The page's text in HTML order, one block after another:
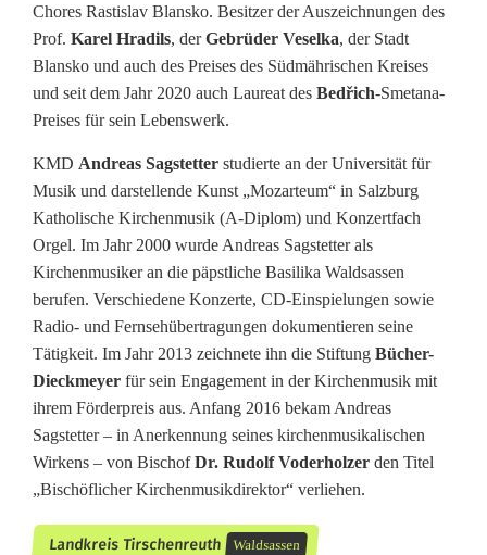
Chores Rastislav Blansko. Besitzer der Auszeichnungen des
Prof. Karel Hradils, derGebrüder Veselka, der Stadt
Blansko und auch des Preises des Südmährischen Kreises
und seit dem Jahr 2020 auch Laureat des Bedřich-Smetana-
Preises für sein Lebenswerk.
KMD Andreas Sagstetter studierte an der Universität für
Musik und darstellende Kunst „Mozarteum“ in Salzburg
Katholische Kirchenmusik (A-Diplom) und Konzertfach
Orgel. Im Jahr 2000 wurde Andreas Sagstetter als
Kirchenmusiker an die päpstliche Basilika Waldsassen
berufen. Verschiedene Konzerte, CD-Einspielungen sowie
Radio- und Fernsehübertragungen dokumentieren seine
Tätigkeit. Im Jahr 2013 zeichnete ihn die Stiftung Bücher-
Dieckmeyer für sein Engagement in der Kirchenmusik mit
ihrem Förderpreis aus. Anfang 2016 bekam Andreas
Sagstetter – in Anerkennung seines kirchenmusikalischen
Wirkens – von BischofDr. Rudolf Voderholzer den Titel
„Bischöflicher Kirchenmusikdirektor“ verliehen.
Landkreis Tirschenreuth Waldsassen